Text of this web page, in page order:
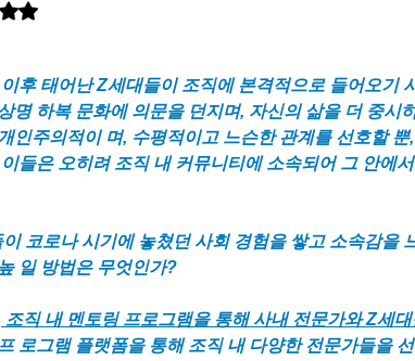
5점 중 NaN점을 주었습니다.
후 태어난 Z세대들이 조직에 본격적으로 들어오기
명 하복 문화에 의문을 던지며, 자신의 삶을 더 중시
인주의적이 며, 수평적이고 느슨한 관계를 선호할
들은 오히려 조직 내 커뮤니티에 소속되어 그 안에
코로나 시기에 놓쳤던 사회 경험을 쌓고 소속감을
일 방법은 무엇인가?
직 내 멘토링 프로그램을 통해 사내 전문가와 Z세
로그램 플랫폼을 통해 조직 내 다양한 전문가들을